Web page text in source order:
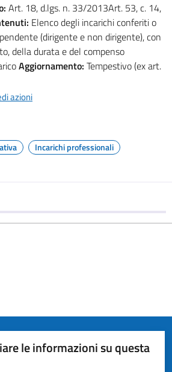
Art. 18, d.lgs. n. 33/2013Art. 53, c. 14,
Elenco degli incarichi conferiti o
(dirigente e non dirigente), con
della durata e del compenso
Aggiornamento: Tempestivo (ex art.
azioni
Incarichi professionali
le informazioni su questa